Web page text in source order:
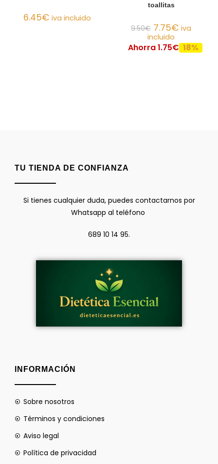
6.45€ iva incluido
toallitas
9.50€ 7.75€ iva
incluido
Ahorra 1.75€ 18%
TU TIENDA DE CONFIANZA
Si tienes cualquier duda, puedes contactarnos por
Whatsapp al teléfono
689 10 14 95.
INFORMACIÓN
Sobre nosotros
Términos y condiciones
Aviso legal
Política de privacidad